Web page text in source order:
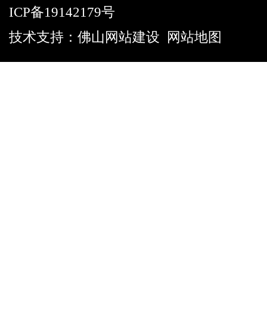
ICP备19142179号
技术支持： 佛山网站建设 网站地图